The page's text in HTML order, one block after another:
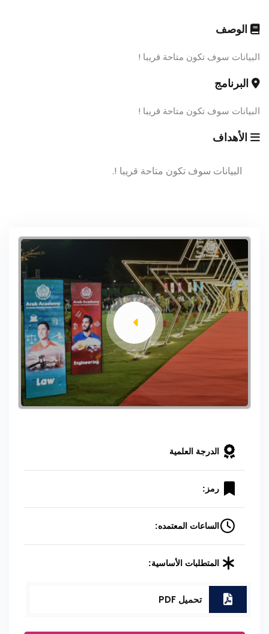
الوصف
البيانات سوف تكون متاحة قريبا !
البرنامج
البيانات سوف تكون متاحة قريبا !
الأهداف
البيانات سوف تكون متاحة قريبا !.
الدرجة العلمية
رمز:
الساعات المعتمده:
المتطلبات الأساسية:
تحميل PDF